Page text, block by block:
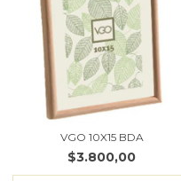
VGO 10X15 BDA
$3.800,00